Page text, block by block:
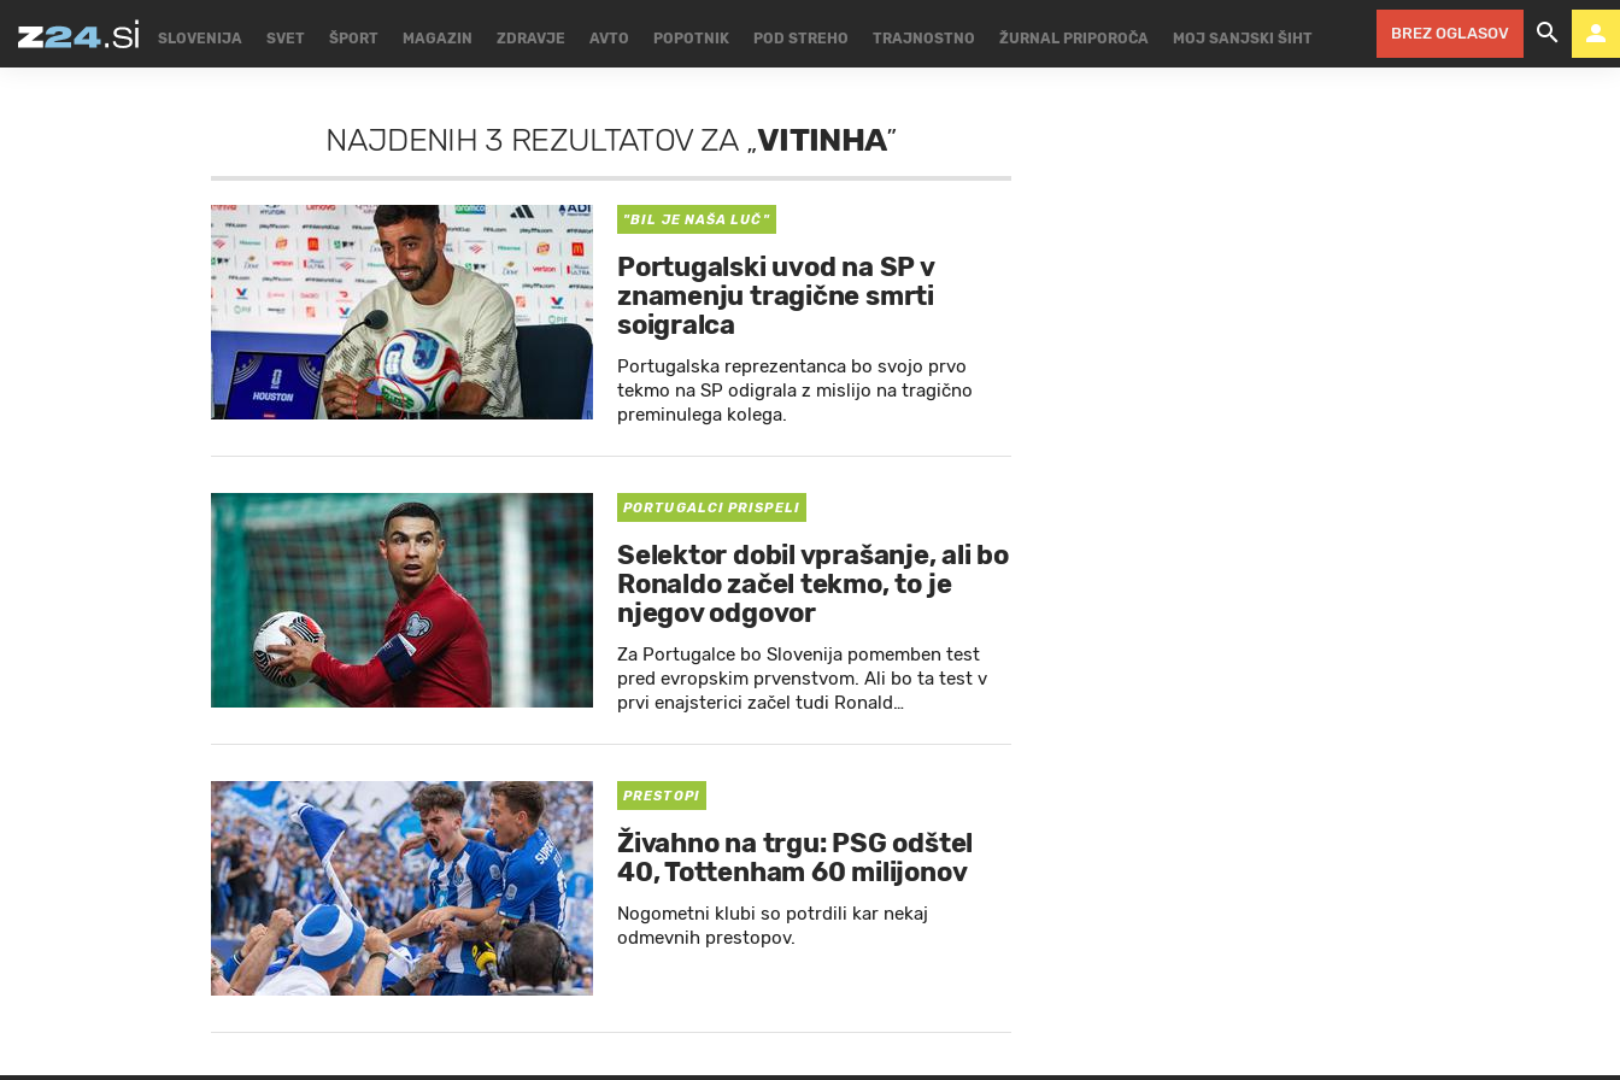
SLOVENIJA SVET ŠPORT MAGAZIN ZDRAVJE AVTO POPOTNIK POD STREHO TRAJNOSTNO ŽURNAL PRIPOROČA MOJ SANJSKI ŠIHT BREZ OGLASOV
NAJDENIH 3 REZULTATOVZA„VITINHA”
"BIL JE NAŠA LUČ"
Portugalski uvod na SP v
znamenju tragične smrti
soigralca
Portugalska reprezentanca bo svojo prvo
tekmo na SP odigrala z mislijo na tragično
preminulega kolega.
PORTUGALCI PRISPELI
Selektor dobil vprašanje, ali bo
Ronaldo začel tekmo, to je
njegov odgovor
Za Portugalce bo Slovenija pomemben test
pred evropskim prvenstvom. Ali bo ta test v
prvi enajsterici začel tudi Ronald…
PRESTOPI
Živahno na trgu: PSG odštel
40, Tottenham 60 milijonov
Nogometni klubi so potrdili kar nekaj
odmevnih prestopov.